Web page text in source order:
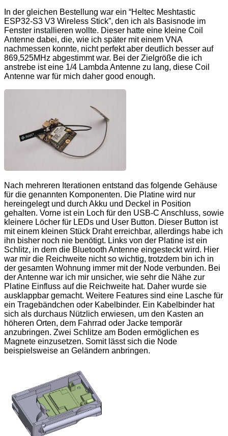
In der gleichen Bestellung war ein “Heltec Meshtastic
ESP32-S3 V3 Wireless Stick”, den ich als Basisnode im
Fenster installieren wollte. Dieser hatte eine kleine Coil
Antenne dabei, die, wie ich später mit einem VNA
nachmessen konnte, nicht perfekt aber deutlich besser auf
869,525MHz abgestimmt war. Bei der Zielgröße die ich
anstrebe ist eine 1/4 Lambda Antenne zu lang, diese Coil
Antenne war für mich daher good enough.
Nach mehreren Iterationen entstand das folgende Gehäuse
für die genannten Komponenten. Die Platine wird nur
hereingelegt und durch Akku und Deckel in Position
gehalten. Vorne ist ein Loch für den USB-C Anschluss, sowie
kleinere Löcher für LEDs und User Button. Dieser Button ist
mit einem kleinen Stück Draht erreichbar, allerdings habe ich
ihn bisher noch nie benötigt. Links von der Platine ist ein
Schlitz, in dem die Bluetooth Antenne eingesteckt wird. Hier
war mir die Reichweite nicht so wichtig, trotzdem bin ich in
der gesamten Wohnung immer mit der Node verbunden. Bei
der Antenne war ich mir unsicher, wie sehr die Nähe zur
Platine Einfluss auf die Reichweite hat. Daher wurde sie
ausklappbar gemacht. Weitere Features sind eine Lasche für
ein Tragebändchen oder Kabelbinder. Ein Kabelbinder hat
sich als durchaus Nützlich erwiesen, um den Kasten an
höheren Orten, dem Fahrrad oder Jacke temporär
anzubringen. Zwei Schlitze am Boden ermöglichen es
Magnete einzusetzen. Somit lässt sich die Node
beispielsweise an Geländern anbringen.